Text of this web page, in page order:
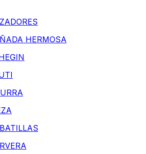
HERMOSA